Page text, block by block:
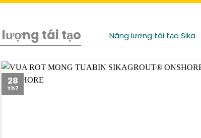
lượng tái tạo Năng lượng tái tạo Sika
28
Th7